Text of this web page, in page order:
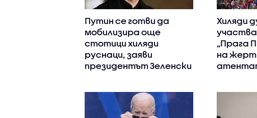
Путин се готви да
мобилизира още
стотици хиляди
руснаци, заяви
президентът Зеленски
Хиляди
„Прага
на